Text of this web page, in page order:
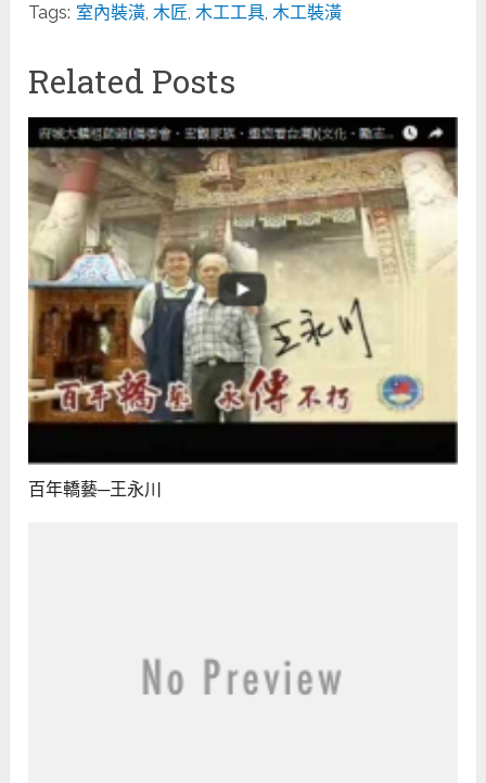
Tags: 室內裝潢 木匠 木工工具 木工裝潢
Related Posts
百年轎藝─王永川